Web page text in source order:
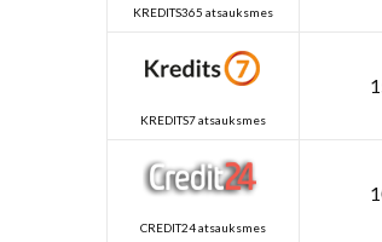
KREDITS365 atsauksmes
KREDITS7 atsauksmes
CREDIT24 atsauksmes